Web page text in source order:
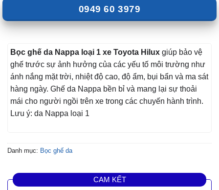
0949 60 3979
Bọc ghế da Nappa loại 1 xe Toyota Hilux giúp bảo vệ
ghế trước sự ảnh hưởng của các yếu tố môi trường như
ánh nắng mặt trời, nhiệt độ cao, độ ẩm, bụi bẩn và ma sát
hàng ngày. Ghế da Nappa bền bỉ và mang lại sự thoải
mái cho người ngồi trên xe trong các chuyến hành trình.
Lưu ý: da Nappa loại 1
Danh mục: Bọc ghế da
CAM KẾT